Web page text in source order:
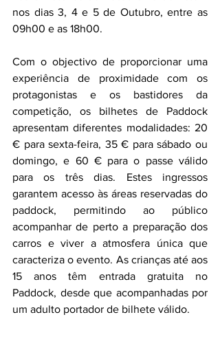
nos dias 3, 4 e 5 de Outubro, entre as
09h00 e as 18h00.
Com o objectivo de proporcionar uma
experiência de proximidade com os
protagonistas e os bastidores da
competição, os bilhetes de Paddock
apresentam diferentes modalidades: 20
€ para sexta-feira, 35 € para sábado ou
domingo, e 60 € para o passe válido
para os três dias. Estes ingressos
garantem acesso às áreas reservadas do
paddock, permitindo ao público
acompanhar de perto a preparação dos
carros e viver a atmosfera única que
caracteriza o evento. As crianças até aos
15 anos têm entrada gratuita no
Paddock, desde que acompanhadas por
um adulto portador de bilhete válido.